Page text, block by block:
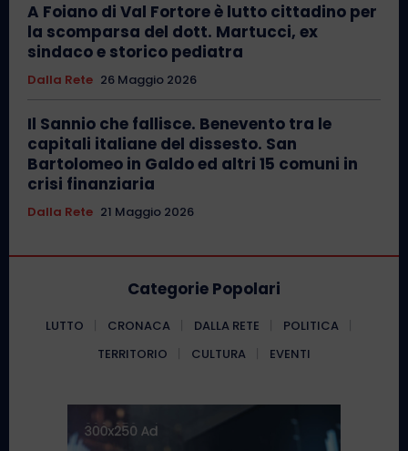
A Foiano di Val Fortore è lutto cittadino per
la scomparsa del dott. Martucci, ex
sindaco e storico pediatra
Dalla Rete 26 Maggio 2026
Il Sannio che fallisce. Benevento tra le
capitali italiane del dissesto. San
Bartolomeo in Galdo ed altri 15 comuni in
crisi finanziaria
Dalla Rete 21 Maggio 2026
Categorie Popolari
LUTTO CRONACA DALLA RETE
POLITICA
TERRITORIO
CULTURA EVENTI